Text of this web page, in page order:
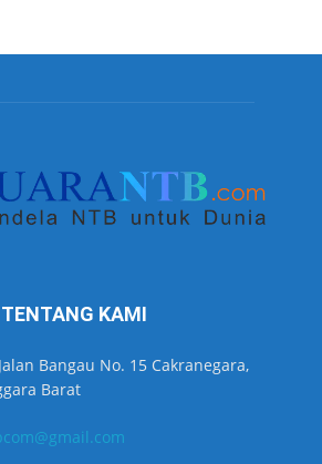
TENTANG KAMI
Bangau No. 15 Cakranegara,
Barat